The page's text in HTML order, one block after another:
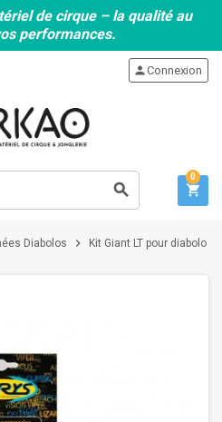
de cirque – la qualité au
performances.
search
personConnexion
shopping_cart
0
Diabolos chevron_right Kit Giant LT pour diabolo